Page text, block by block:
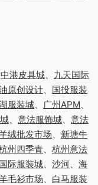
中港皮具城、 九天国际
原创设计、 国投服装
服装城、 广州APM、
、 意法服饰城、 意法
绒批发市场、 新塘牛
州四季青、 杭州意法
际服装城、 沙河、 海
毛衫市场、 白马服装